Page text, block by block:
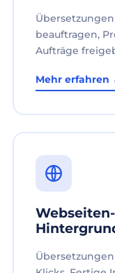
beauftragen,
Aufträge
Mehr erfahren